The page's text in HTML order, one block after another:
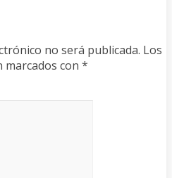
no será publicada. Los
con *